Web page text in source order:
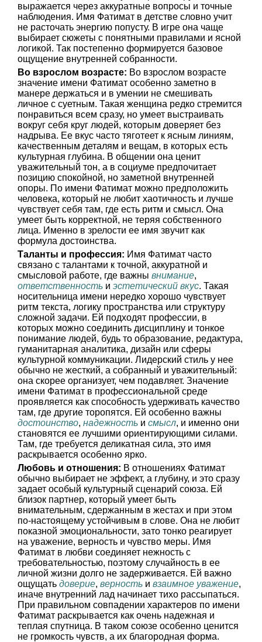
выражается через аккуратные вопросы и точные
наблюдения. Имя Фатимат в детстве словно учит
не расточать энергию попусту. В игре она чаще
выбирает сюжеты с понятными правилами и ясной
логикой. Так постепенно формируется базовое
ощущение внутренней собранности.
Во взрослом возрасте: Во взрослом возрасте
значение имени Фатимат особенно заметно в
манере держаться и в умении не смешивать
личное с суетным. Такая женщина редко стремится
понравиться всем сразу, но умеет выстраивать
вокруг себя круг людей, которым доверяет без
надрыва. Ее вкус часто тяготеет к ясным линиям,
качественным деталям и вещам, в которых есть
культурная глубина. В общении она ценит
уважительный тон, а в социуме предпочитает
позицию спокойной, но заметной внутренней
опоры. По имени Фатимат можно предположить
человека, который не любит хаотичность и лучше
чувствует себя там, где есть ритм и смысл. Она
умеет быть корректной, не теряя собственного
лица. Именно в зрелости ее имя звучит как
формула достоинства.
Таланты и профессия: Имя Фатимат часто
связано с талантами к точной, аккуратной и
смысловой работе, где важны внимание,
ответственность и эстетический вкус. Такая
носительница имени нередко хорошо чувствует
ритм текста, логику пространства или структуру
сложной задачи. Ей подходят профессии, в
которых можно соединить дисциплину и тонкое
понимание людей, будь то образование, редактура,
гуманитарная аналитика, дизайн или сферы
культурной коммуникации. Лидерский стиль у нее
обычно не жесткий, а собранный и уважительный:
она скорее организует, чем подавляет. Значение
имени Фатимат в профессиональной среде
проявляется как способность удерживать качество
там, где другие торопятся. Ей особенно важны
достоинство, надежность и смысл, и именно они
становятся ее лучшими ориентирующими силами.
Там, где требуется деликатная сила, это имя
раскрывается особенно ярко.
Любовь и отношения: В отношениях Фатимат
обычно выбирает не эффект, а глубину, и это сразу
задает особый культурный сценарий союза. Ей
близок партнер, который умеет быть
внимательным, сдержанным в жестах и при этом
по-настоящему устойчивым в слове. Она не любит
показной эмоциональности, зато тонко реагирует
на уважение, верность и чувство меры. Имя
Фатимат в любви соединяет нежность с
требовательностью, поэтому случайность в ее
личной жизни долго не задерживается. Ей важно
ощущать доверие, верность и взаимное уважение,
иначе внутренний лад начинает тихо рассыпаться.
При правильном совпадении характеров по имени
Фатимат раскрывается как очень надежная и
теплая спутница. В таком союзе особенно ценится
не громкость чувств, а их благородная форма.